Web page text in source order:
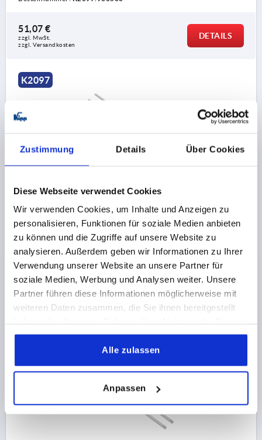
Zustimmung Details Über Cookies
Diese Webseite verwendet Cookies
Wir verwenden Cookies, um Inhalte und Anzeigen zu
personalisieren, Funktionen für soziale Medien anbieten
zu können und die Zugriffe auf unsere Website zu
analysieren. Außerdem geben wir Informationen zu Ihrer
Verwendung unserer Website an unsere Partner für
soziale Medien, Werbung und Analysen weiter. Unsere
Partner führen diese Informationen möglicherweise mit
weiteren Daten zusammen, die Sie ihnen bereitgestellt
gesammelt haben.
Alle zulassen
Anpassen
51,07 €
zzgl. MwSt.
zzgl. Versandkosten
DETAILS
K2097
VERZINKT
MATERIAL GRUNDKÖRPER=STAHL
AUSFÜHRUNG 1=FÜR VERRIEGELUNGSEINHEIT
DURCHMESSER=10
LÄNGE=750
BENENNUNG=STANGE
OBERFLÄCHE GRUNDKÖRPER=VERZINKT
Bestellnummer:K2097.900750
zzgl. MwSt.
DETAILS